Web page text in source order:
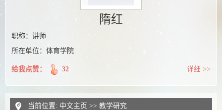
隋红
职称：讲师
所在单位：体育学院
给我点赞： 32 详细 >>
当前位置: 中文主页 >> 教学研究